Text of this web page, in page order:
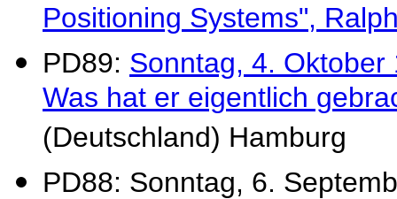
Positioning Systems",
PD89: Sonntag, 4.
Was hat er eigentlich
(Deutschland) Hamburg
PD88: Sonntag, 6.